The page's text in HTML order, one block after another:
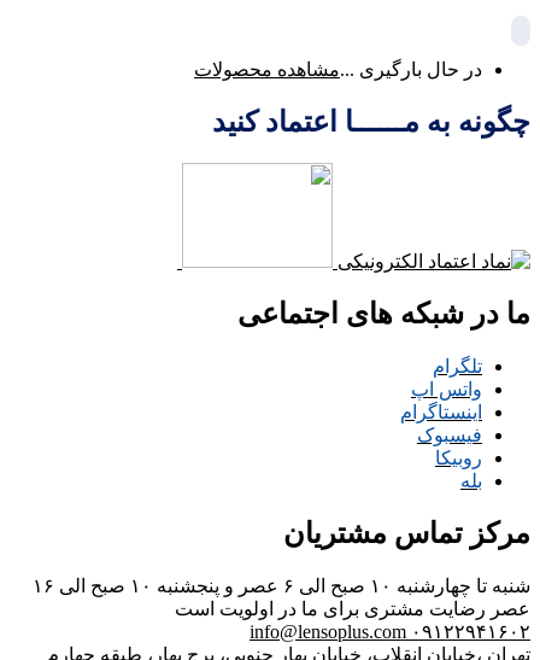
در حال بارگیری ...مشاهده محصولات
چگونه به مــــــا اعتماد کنید
ما در شبکه های اجتماعی
تلگرام
واتس اپ
اینستاگرام
فیسبوک
روبیکا
بله
مرکز تماس مشتریان
شنبه تا چهارشنبه ۱۰ صبح الی ۶ عصر و پنجشنبه ۱۰ صبح الی ۱۶
عصر رضایت مشتری برای ما در اولویت است
۰۹۱۲۲۹۴۱۶۰۲ info@lensoplus.com
تهران ،خیابان انقلاب، خیابان بهار جنوبی، برج بهار، طبقه چهارم